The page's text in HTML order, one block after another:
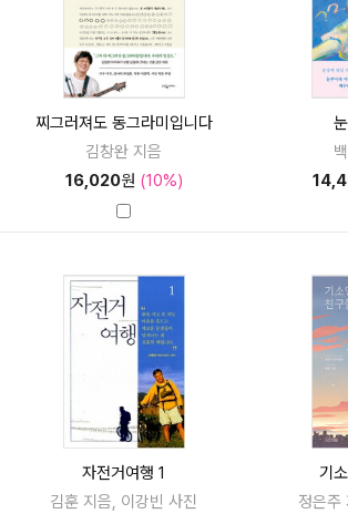
찌그러져도 동그라미입니다
김창완 지음
16,020원 (10%)
자전거여행 1
김훈 지음, 이강빈 사진
기
정은주